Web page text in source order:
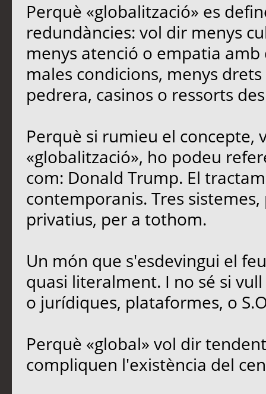
Perquè «globalització» es
redundàncies: vol dir menys
menys atenció o empatia
males condicions, menys
pedrera, casinos o ressorts
Perquè si rumieu el concepte,
«globalització», ho podeu
com: Donald Trump. El
contemporanis. Tres
privatius, per a tothom.
Un món que s'esdevingui el
quasi literalment. I no sé si
o jurídiques, plataformes, o
Perquè «global» vol dir
compliquen l'existència del